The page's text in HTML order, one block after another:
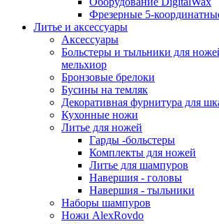
Фрезерные 5-
Литье и аксессуары
Аксессуары
Больстеры и тыльники для
мельхиор
Бронзовые брелоки
Бусины на темляк
Декоративная фурнитура для
Кухонные ножи
Литье для ножей
Гарды -больстеры
Комплекты для ножей
Литье для шампуров
Навершия - головы
Навершия - тыльники
Наборы шампуров
Ножи AlexRovdo